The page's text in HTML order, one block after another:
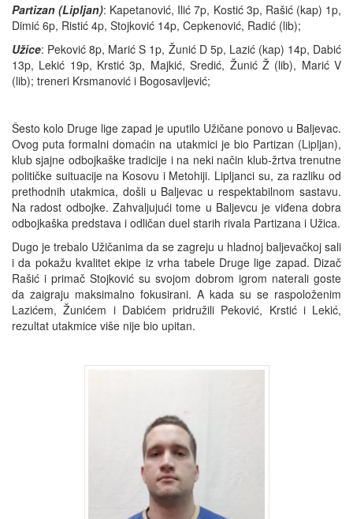
Partizan (Lipljan): Kapetanović, Ilić 7p, Kostić 3p, Rašić (kap) 1p,
Dimić 6p, Ristić 4p, Stojković 14p, Cepkenović, Radić (lib);
Užice: Peković 8p, Marić S 1p, Žunić D 5p, Lazić (kap) 14p, Dabić
13p, Lekić 19p, Krstić 3p, Majkić, Sredić, Žunić Ž (lib), Marić V
(lib); treneri Krsmanović i Bogosavljević;
Šesto kolo Druge lige zapad je uputilo Užičane ponovo u Baljevac.
Ovog puta formalni domaćin na utakmici je bio Partizan (Lipljan),
klub sjajne odbojkaške tradicije i na neki način klub-žrtva trenutne
političke suituacije na Kosovu i Metohiji. Lipljanci su, za razliku od
prethodnih utakmica, došli u Baljevac u respektabilnom sastavu.
Na radost odbojke. Zahvaljujući tome u Baljevcu je viđena dobra
odbojkaška predstava i odličan duel starih rivala Partizana i Užica.
Dugo je trebalo Užičanima da se zagreju u hladnoj baljevačkoj sali
i da pokažu kvalitet ekipe iz vrha tabele Druge lige zapad. Dizač
Rašić i primač Stojković su svojom dobrom igrom naterali goste
da zaigraju maksimalno fokusirani. A kada su se raspoloženim
Lazićem, Žunićem i Dabićem pridružili Peković, Krstić i Lekić,
rezultat utakmice više nije bio upitan.